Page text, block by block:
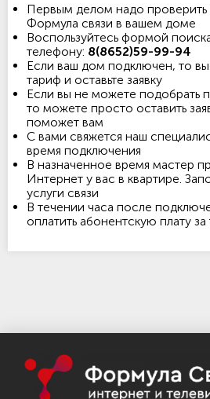
Первым делом надо проверить
Формула связи в вашем доме
Воспользуйтесь формой
телефону: 8(8652)59-99-94
Если ваш дом подключен, то
тариф и оставьте заявку
Если вы не можете подобрать
то можете просто оставить
поможет вам
С вами свяжется наш
время подключения
В назначенное время мастер
Интернет у вас в квартире.
услуги связи
В течении часа после
оплатить абонентскую плату за